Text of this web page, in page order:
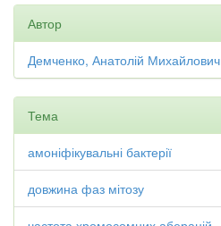
Автор
Демченко, Анатолій Михайлович
Тема
амоніфікувальні бактерії
довжина фаз мітозу